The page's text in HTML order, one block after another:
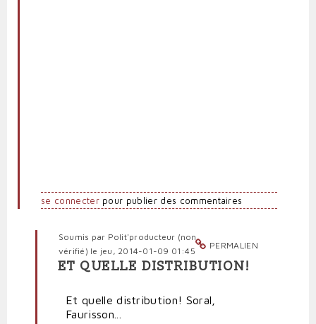
se connecterpour publier des commentaires
PERMALIEN
Soumis par Polit'producteur (non
vérifié) le jeu, 2014-01-09 01:45
En
"L'humour"
ET QUELLE DISTRIBUTION!
Et quelle distribution! Soral,
Faurisson...